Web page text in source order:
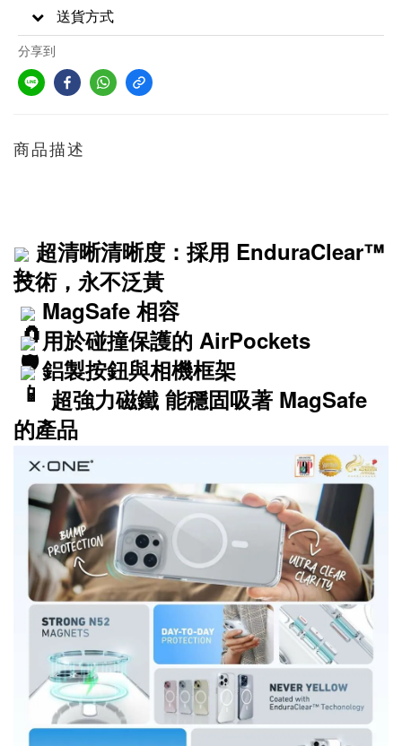
送貨方式
分享到
商品描述
超清晰清晰度：採用 EnduraClear™
技術，永不泛黃
MagSafe 相容
用於碰撞保護的 AirPockets
鋁製按鈕與相機框架
      超強力磁鐵 能穩固吸著 MagSafe
的產品